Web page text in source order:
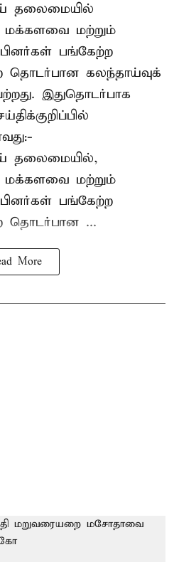
தலைமையில்
மக்களவை மற்றும்
பங்கேற்ற
தொடர்பான கலந்தாய்வுக்
இதுதொடர்பாக
தலைமையில்,
மக்களவை மற்றும்
பங்கேற்ற
தொடர்பான ...
More